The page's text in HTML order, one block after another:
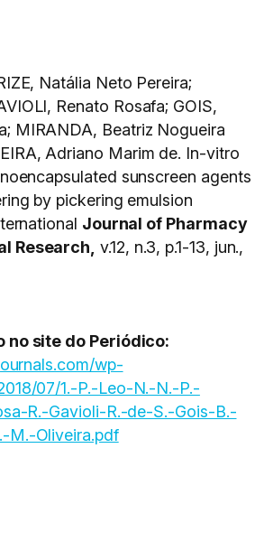
Natália Neto Pereira;
Renato Rosafa; GOIS,
MIRANDA, Beatriz Nogueira
Adriano Marim de. In-vitro
sunscreen agents
by pickering emulsion
Journal of Pharmacy
Research, v.12, n.3, p.1-13, jun.,
no site do Periódico:
wp-
07/1.-P.-Leo-N.-N.-P.-
R.-Gavioli-R.-de-S.-Gois-B.-
M.-Oliveira.pdf